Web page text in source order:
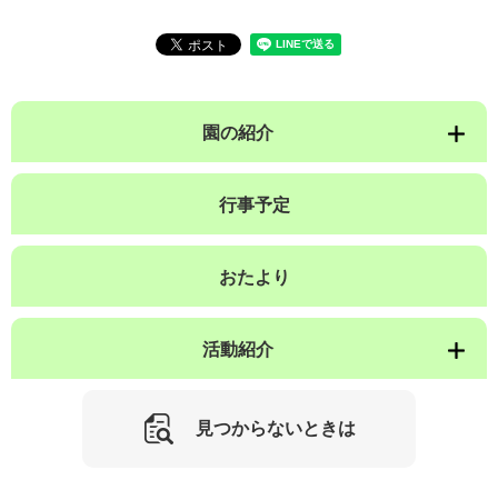
園の紹介
行事予定
おたより
活動紹介
見つからないときは